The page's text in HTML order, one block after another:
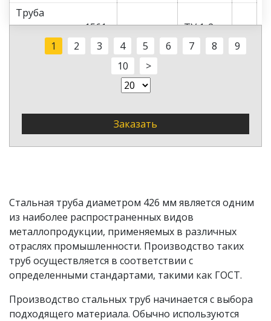
Труба
алюминиевая 1561
32х4 ТУ 1-2-639-
426
ТУ 1-2-
639-2010
2018
ГОСТ
Труба
алюминиевая 1561
42х4 ТУ 1-801-176-
03
426
ТУ 1-
801-176-
03
Труба
алюминиевая 1561
45х5 ТУ 1-801-176-
03
ТУ 1-
03
1 2 3 4 5 6 7 8
9
10
>
Заказать
Стальная труба диаметром 426 мм является одним
из наиболее распространенных видов
металлопродукции, применяемых в различных
отраслях промышленности. Производство таких
труб осуществляется в соответствии с
определенными стандартами, такими как ГОСТ.
Производство стальных труб начинается с выбора
подходящего материала. Обычно используются